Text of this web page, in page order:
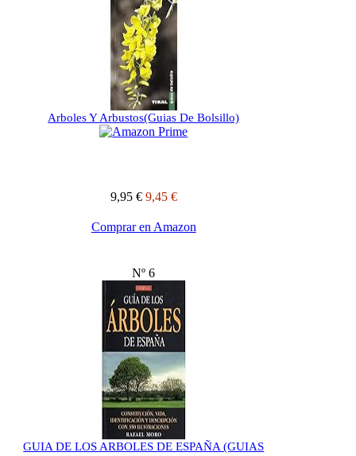
Arboles Y Arbustos(Guias De Bolsillo)
9,95 € 9,45 €
Comprar en Amazon
Nº 6
GUIA DE LOS ARBOLES DE ESPAÑA (GUIAS